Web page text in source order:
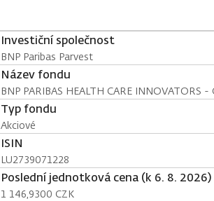
Investiční společnost
BNP Paribas Parvest
Název fondu
BNP PARIBAS HEALTH CARE INNOVATORS -
Typ fondu
Akciové
ISIN
LU2739071228
Poslední jednotková cena (k 6. 8. 2026)
1 146,9300 CZK